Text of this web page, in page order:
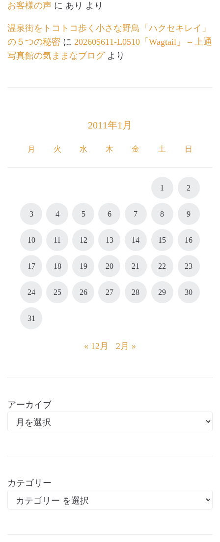
お客様の声 に あり より
温泉街をトコトコ歩く小さな野鳥「ハクセキレイ」
の５つの秘密 に 202605611-L0510「Wagtail」 – 上通
写真館の気ままなブログより
2011年1月
月 火 水 木 金 土 日
1 2
3 4 5 6 7 8 9
10 11 12 13 14 15 16
17 18 19 20 21 22 23
24 25 26 27 28 29 30
31
« 12月 2月 »
アーカイブ
カテゴリー